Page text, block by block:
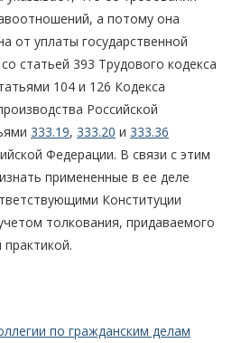
а потому она
от уплаты государственной
статьей 393 Трудового кодекса
104 и 126 Кодекса
Российской
333.19, 333.20 и 333.36
Федерации. В связи с этим
примененные в ее деле
Конституции
толкования, придаваемого
по гражданским делам